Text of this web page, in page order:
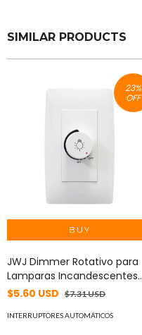
SIMILAR PRODUCTS
23%
OFF
JWJ Dimmer Rotativo para
Lamparas Incandescentes
y/o Halógeno 300W / 127 V~
$5.60 USD $7.31 USD
INTERRUPTORES AUTOMÁTICOS